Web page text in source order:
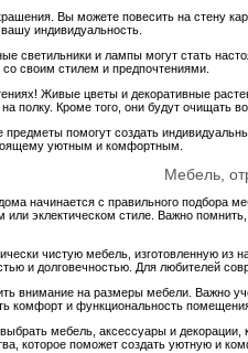
Вы можете повесить на стену
индивидуальность.
светильники и лампы могут стать
своим стилем и предпочтениями.
Живые цветы и декоративные
полку. Кроме того, они будут очищать
предметы помогут создать
уютным и комфортным.
Мебель,
начинается с правильного подбора
эклектическом стиле. Важно
чистую мебель, изготовленную из
и долговечностью. Для любителей
внимание на размеры мебели. Важно
комфорт и функциональность
мебель, аксессуары и
которое поможет создать уютную и